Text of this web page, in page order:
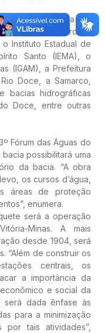
Geração Futura é o
como parceiros a
Instituto Estadual de
Santo (IEMA), o
(IGAM), a Prefeitura
Doce, a Samarco,
bacias hidrográficas
Doce, entre outras
Fórum das Águas do
possibilitará uma
da bacia. “A obra
os cursos d’água,
áreas de proteção
enumera.
será a operação
Minas. A mais
desde 1904, será
“Além de construir os
centrais, os
a importância da
e social da
dada ênfase às
para a minimização
por tais atividades”,